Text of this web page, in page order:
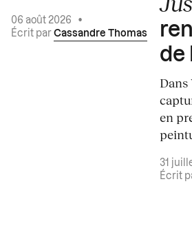
06 août 2026
•
Écrit par Cassandre Thomas
de
en
31
Écrit